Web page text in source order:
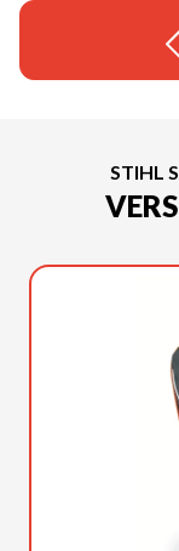
STIHL